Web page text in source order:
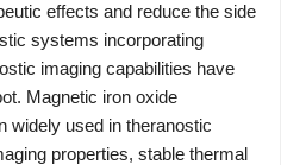
effects and reduce the side
systems incorporating
imaging capabilities have
Magnetic iron oxide
widely used in theranostic
properties, stable thermal